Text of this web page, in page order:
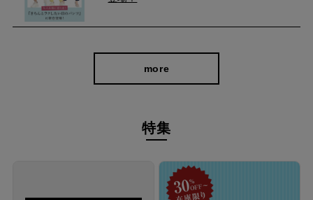
プリント面には水に溶けない転写プリントを採用！ほど良いハリ
となめらかな肌触りは高級感があり、生地を引き延ばしても目割
と印象を変えることができ着用シーンが広がります。
more
特集